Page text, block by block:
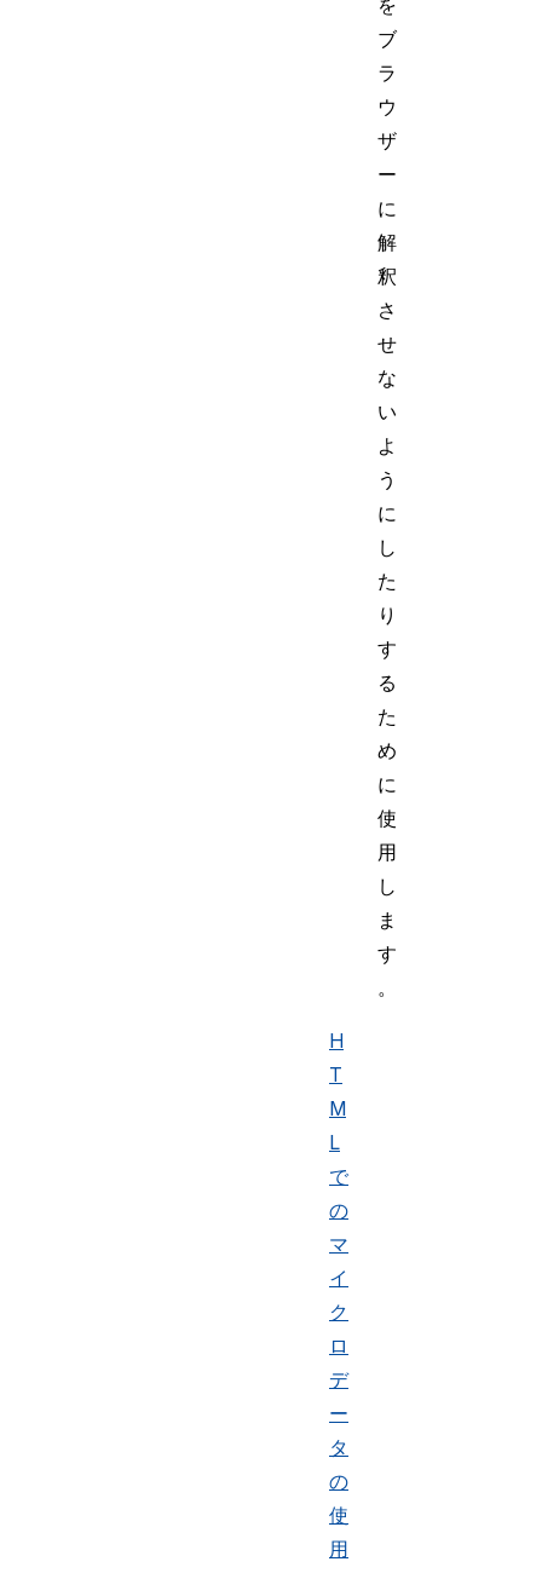
ブ
ラ
ウ
ザ
ー
に
解
釈
さ
せ
な
い
よ
う
に
し
た
り
す
る
た
め
に
使
用
し
ま
す
。
H
T
M
L
で
の
マ
イ
ク
ロ
デ
ー
タ
の
使
用